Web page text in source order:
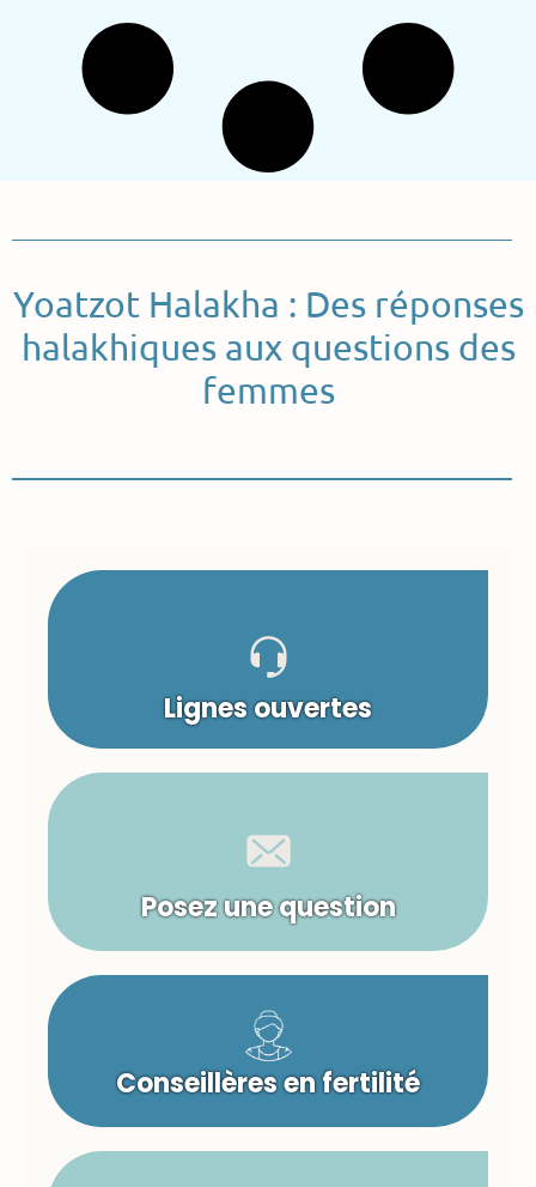
Yoatzot Halakha : Des réponses
halakhiques aux questions des
femmes
Lignes ouvertes
Posez une question
Conseillères en fertilité